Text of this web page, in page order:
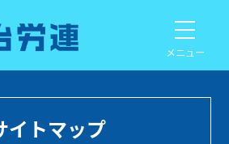
メニュー
イトマップ